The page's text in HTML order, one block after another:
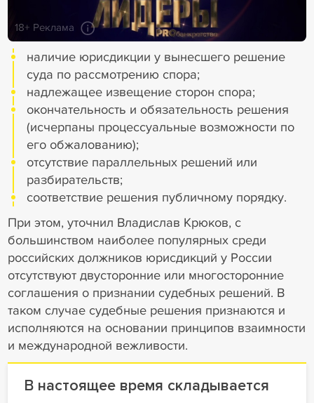
18+ Реклама
наличие юрисдикции у вынесшего решение
суда по рассмотрению спора;
надлежащее извещение сторон спора;
окончательность и обязательность решения
(исчерпаны процессуальные возможности по
его обжалованию);
отсутствие параллельных решений или
разбирательств;
соответствие решения публичному порядку.
При этом, уточнил Владислав Крюков, с
большинством наиболее популярных среди
российских должников юрисдикций у России
отсутствуют двусторонние или многосторонние
соглашения о признании судебных решений. В
таком случае судебные решения признаются и
исполняются на основании принципов взаимности
и международной вежливости.
В настоящее время складывается